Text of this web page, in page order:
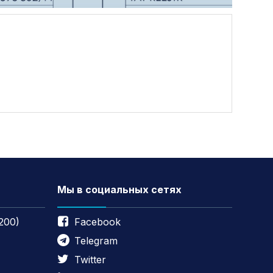
Мы в социальных сетях
Facebook
Telegram
Twitter